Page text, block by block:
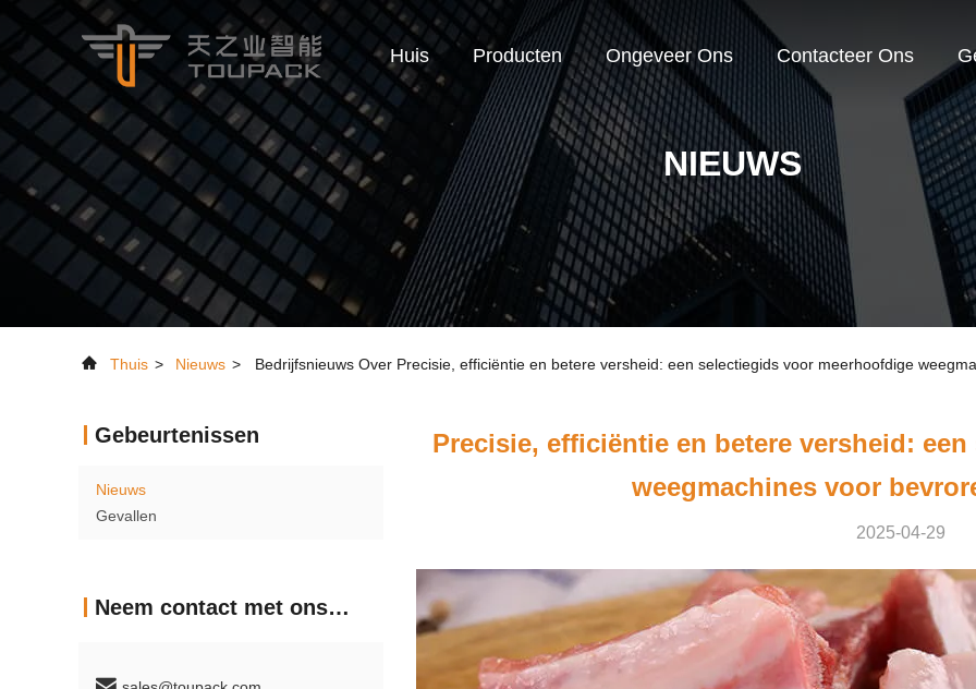
Huis Producten Ongeveer Ons Contacteer Ons
NIEUWS
Thuis > Nieuws > Bedrijfsnieuws Over Precisie, efficiëntie en betere versheid: een selectiegids voor meerhoofdige
Gebeurtenissen
Nieuws
Gevallen
Neem contact met ons op
Precisie, efficiëntie en betere versheid:
weegmachines voor
2025-04-29